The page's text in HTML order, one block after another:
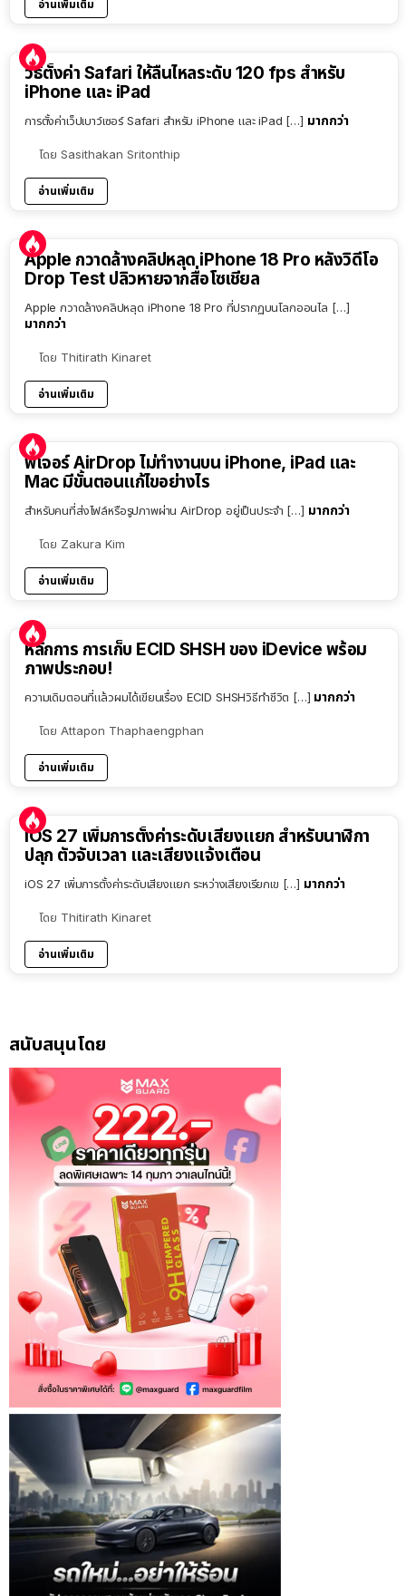
อ่านเพิ่มเติม
วิธีตั้งค่า Safari ให้ลื่นไหลระดับ 120 fps สำหรับ
iPhone และ iPad
การตั้งค่าเว็ปเบาว์เซอร์ Safari สำหรับ iPhone และ iPad […] มากกว่า
โดย Sasithakan Sritonthip
อ่านเพิ่มเติม
Apple กวาดล้างคลิปหลุด iPhone 18 Pro หลังวิดีโอ
Drop Test ปลิวหายจากสื่อโซเชียล
Apple กวาดล้างคลิปหลุด iPhone 18 Pro ที่ปรากฏบนโลกออนไล […]
มากกว่า
โดย Thitirath Kinaret
อ่านเพิ่มเติม
ฟีเจอร์ AirDrop ไม่ทำงานบน iPhone, iPad และ
Mac มีขั้นตอนแก้ไขอย่างไร
สำหรับคนที่ส่งไฟล์หรือรูปภาพผ่าน AirDrop อยู่เป็นประจำ […] มากกว่า
โดย Zakura Kim
อ่านเพิ่มเติม
หลักการ การเก็บ ECID SHSH ของ iDevice พร้อม
ภาพประกอบ!
ความเดิมตอนที่แล้วผมได้เขียนเรื่อง ECID SHSHวิธีทำชีวิต […] มากกว่า
โดย Attapon Thaphaengphan
อ่านเพิ่มเติม
iOS 27 เพิ่มการตั้งค่าระดับเสียงแยก สำหรับนาฬิกา
ปลุก ตัวจับเวลา และเสียงแจ้งเตือน
iOS 27 เพิ่มการตั้งค่าระดับเสียงแยก ระหว่างเสียงเรียกเข […] มากกว่า
โดย Thitirath Kinaret
อ่านเพิ่มเติม
สนับสนุนโดย